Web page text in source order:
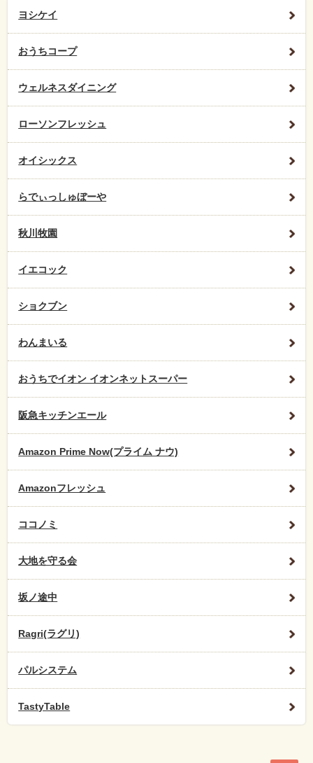
ヨシケイ
おうちコープ
ウェルネスダイニング
ローソンフレッシュ
オイシックス
らでぃっしゅぼーや
秋川牧園
イエコック
ショクブン
わんまいる
おうちでイオン イオンネットスーパー
阪急キッチンエール
Amazon Prime Now(プライム ナウ)
Amazonフレッシュ
ココノミ
大地を守る会
坂ノ途中
Ragri(ラグリ)
パルシステム
TastyTable